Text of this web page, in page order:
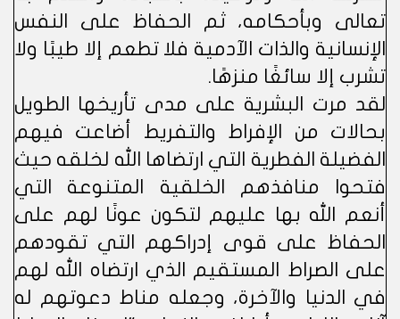
تعالى وبأحكامه، ثم الحفاظ على النفس
الإنسانية والذات الآدمية فلا تطعم إلا طيبًا ولا
تشرب إلا سائغًا منزهًا.
لقد مرت البشرية على مدى تأريخها الطويل
بحالات من الإفراط والتفريط أضاعت فيهم
الفضيلة الفطرية التي ارتضاها الله لخلقه حيث
فتحوا منافذهم الخلقية المتنوعة التي
أنعم الله بها عليهم لتكون عونًا لهم على
الحفاظ على قوى إدراكهم التي تقودهم
على الصراط المستقيم الذي ارتضاه الله لهم
في الدنيا والآخرة، وجعله مناط دعوتهم له